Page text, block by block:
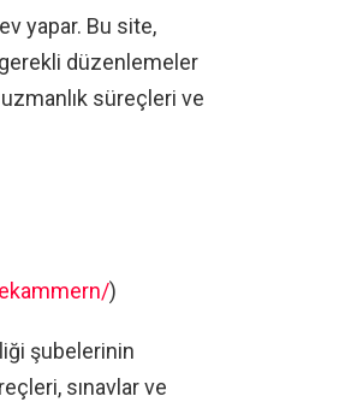
yapar. Bu site,
düzenlemeler
uzmanlık süreçleri ve
)
şubelerinin
sınavlar ve